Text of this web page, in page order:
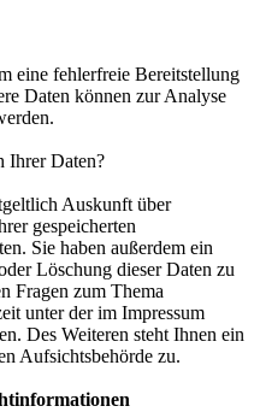
eine fehlerfreie Bereitstellung
Daten können zur Analyse
Ihrer Daten?
Auskunft über
gespeicherten
Sie haben außerdem ein
Löschung dieser Daten zu
Fragen zum Thema
unter der im Impressum
Des Weiteren steht Ihnen ein
Aufsichtsbehörde zu.